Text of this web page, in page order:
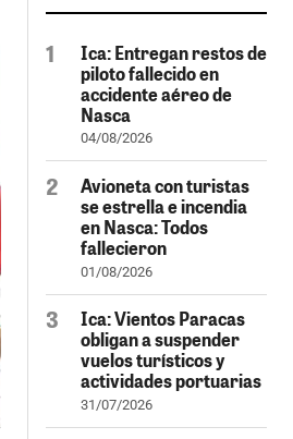
Ica: Entregan restos de
piloto fallecido en
accidente aéreo de
Nasca
04/08/2026
Avioneta con turistas
se estrella e incendia
en Nasca: Todos
fallecieron
01/08/2026
Ica: Vientos Paracas
obligan a suspender
vuelos turísticos y
actividades portuarias
31/07/2026